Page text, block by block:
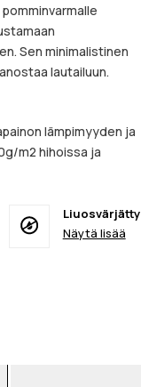
Sen minimalistinen
lautailuun.
lämpimyyden ja
m2 hihoissa ja
Liuosvärjätty
Näytä lisää